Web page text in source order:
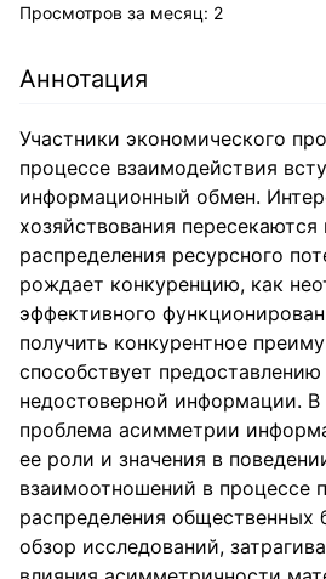
Просмотров за месяц: 2
Аннотация
Участники экономического
процессе взаимодействия
информационный обмен.
хозяйствования пересекаются
распределения ресурсного
рождает конкуренцию, как
эффективного
получить конкурентное
способствует предоставлению
недостоверной информации. В
проблема асимметрии
ее роли и значения в
взаимоотношений в процессе
распределения общественных
обзор исследований,